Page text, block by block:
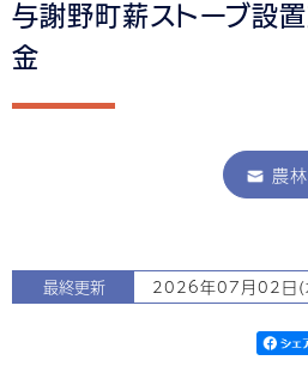
与謝野町薪ストーブ設
金
農
最終更新 2026年07月02日